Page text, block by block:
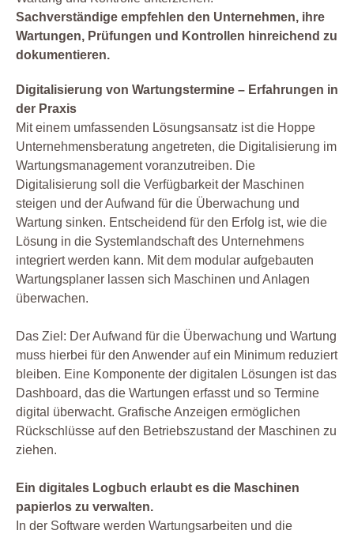
Sachverständige empfehlen den Unternehmen, ihre
Wartungen, Prüfungen und Kontrollen hinreichend zu
dokumentieren.
Digitalisierung von Wartungstermine – Erfahrungen in
der Praxis
Mit einem umfassenden Lösungsansatz ist die Hoppe
Unternehmensberatung angetreten, die Digitalisierung im
Wartungsmanagement voranzutreiben. Die
Digitalisierung soll die Verfügbarkeit der Maschinen
steigen und der Aufwand für die Überwachung und
Wartung sinken. Entscheidend für den Erfolg ist, wie die
Lösung in die Systemlandschaft des Unternehmens
integriert werden kann. Mit dem modular aufgebauten
Wartungsplaner lassen sich Maschinen und Anlagen
überwachen.
Das Ziel: Der Aufwand für die Überwachung und Wartung
muss hierbei für den Anwender auf ein Minimum reduziert
bleiben. Eine Komponente der digitalen Lösungen ist das
Dashboard, das die Wartungen erfasst und so Termine
digital überwacht. Grafische Anzeigen ermöglichen
Rückschlüsse auf den Betriebszustand der Maschinen zu
ziehen.
Ein digitales Logbuch erlaubt es die Maschinen
papierlos zu verwalten.
In der Software werden Wartungsarbeiten und die